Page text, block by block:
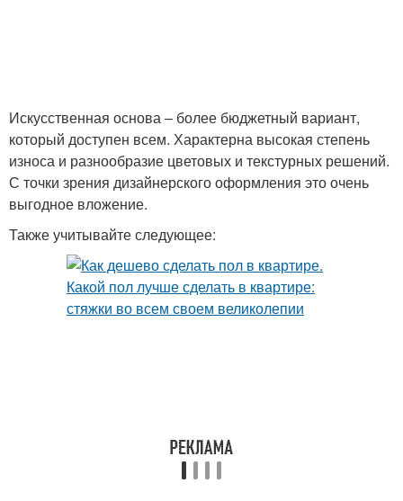
Искусственная основа – более бюджетный вариант,
который доступен всем. Характерна высокая степень
износа и разнообразие цветовых и текстурных решений.
С точки зрения дизайнерского оформления это очень
выгодное вложение.
Также учитывайте следующее: